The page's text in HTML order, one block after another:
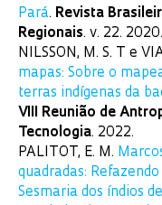
Pará. Revista
Regionais. v. 22. 2020.
NILSSON, M. S. T e
mapas: Sobre o
terras indígenas da
VIII Reunião de
Tecnologia. 2022.
PALITOT, E. M.
quadradas:
Sesmaria dos índios